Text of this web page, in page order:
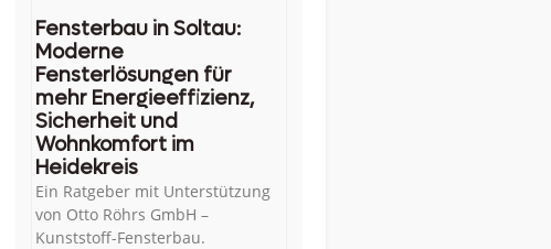
Fensterbau in Soltau:
Moderne
Fensterlösungen für
mehr Energieeffizienz,
Sicherheit und
Wohnkomfort im
Heidekreis
Ein Ratgeber mit Unterstützung
von Otto Röhrs GmbH –
Kunststoff-Fensterbau.